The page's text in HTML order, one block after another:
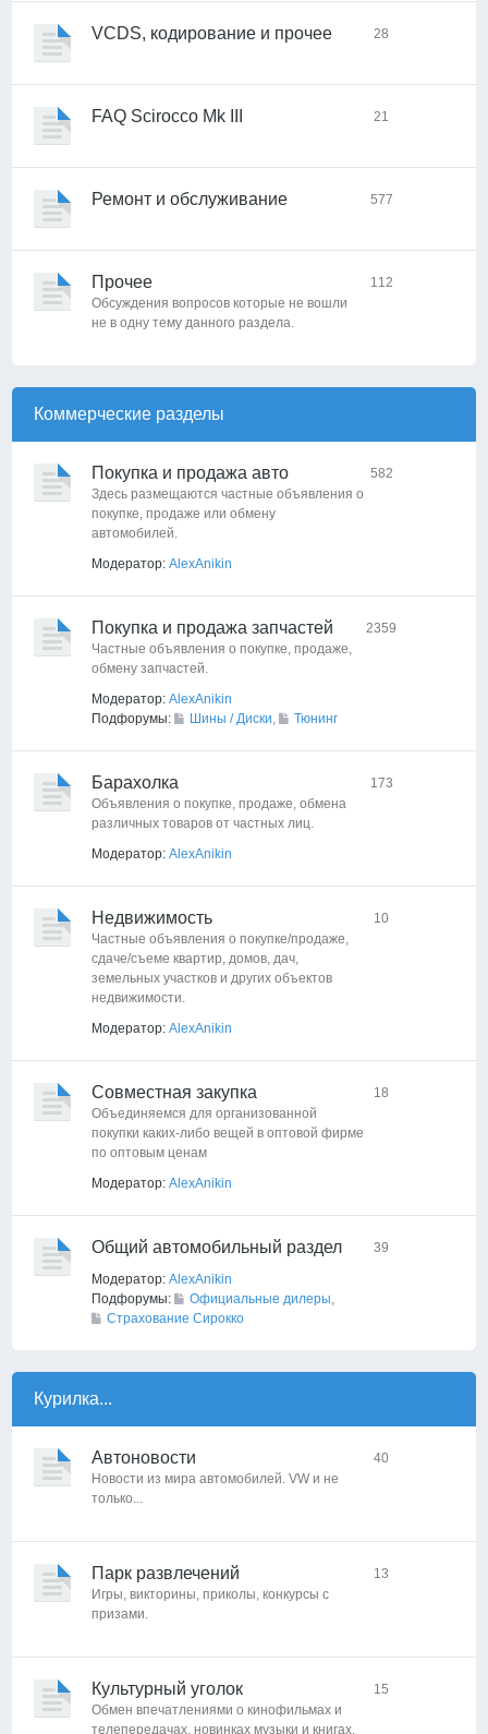
VCDS, кодирование и прочее 28
FAQ Scirocco Mk III 21
Ремонт и обслуживание 577
Прочее
Обсуждения вопросов которые не вошли
не в одну тему данного раздела.
112
Коммерческие разделы
Покупка и продажа авто
Здесь размещаются частные объявления о
покупке, продаже или обмену
автомобилей.
Модератор: AlexAnikin
582
Покупка и продажа запчастей
Частные объявления о покупке, продаже,
обмену запчастей.
Модератор: AlexAnikin
Подфорумы:
Шины / Диски, Тюнинг
2359
Барахолка
Объявления о покупке, продаже, обмена
различных товаров от частных лиц.
Модератор: AlexAnikin
173
Недвижимость
Частные объявления о покупке/продаже,
сдаче/съеме квартир, домов, дач,
земельных участков и других объектов
недвижимости.
Модератор: AlexAnikin
10
Совместная закупка
Объединяемся для организованной
покупки каких-либо вещей в оптовой фирме
по оптовым ценам
Модератор: AlexAnikin
18
Общий автомобильный раздел
Модератор: AlexAnikin
Подфорумы:
Официальные дилеры,
Страхование Сирокко
39
Курилка...
Автоновости
Новости из мира автомобилей. VW и не
только...
40
Парк развлечений
Игры, викторины, приколы, конкурсы с
призами.
13
Культурный уголок
Обмен впечатлениями о кинофильмах и
телепередачах, новинках музыки и книгах,
15